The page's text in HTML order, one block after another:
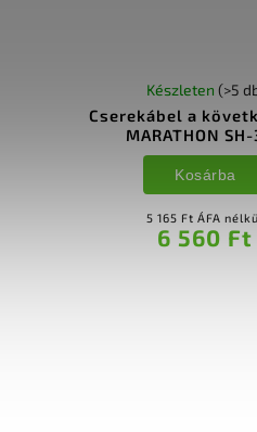
Cserekábel a
MARATHON
Készleten (>5
5 165 Ft ÁFA
6 560 Ft
Kosárba